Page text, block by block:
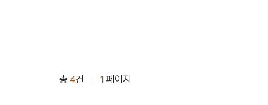
총 4건 1 페이지